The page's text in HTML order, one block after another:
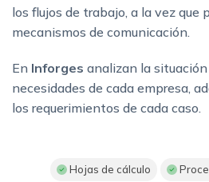
los flujos de trabajo, a la vez que
mecanismos de comunicación.
En Inforges analizan la
necesidades de cada empresa,
los requerimientos de cada caso.
Hojas de cálculo